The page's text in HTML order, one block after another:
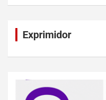
Exprimidor